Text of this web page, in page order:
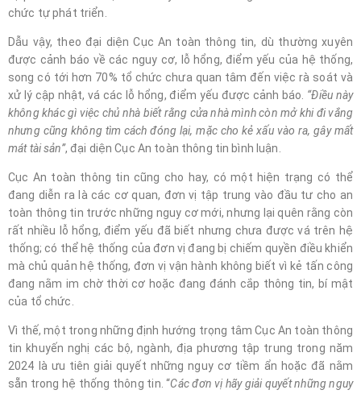
chức tự phát triển.
Dẫu vậy, theo đại diện Cục An toàn thông tin, dù thường xuyên
được cảnh báo về các nguy cơ, lỗ hổng, điểm yếu của hệ thống,
song có tới hơn 70% tổ chức chưa quan tâm đến việc rà soát và
xử lý cập nhật, vá các lỗ hổng, điểm yếu được cảnh báo. “Điều này
không khác gì việc chủ nhà biết rằng cửa nhà mình còn mở khi đi vắng
nhưng cũng không tìm cách đóng lại, mặc cho kẻ xấu vào ra, gây mất
mát tài sản”, đại diện Cục An toàn thông tin bình luận.
Cục An toàn thông tin cũng cho hay, có một hiện trạng có thể
đang diễn ra là các cơ quan, đơn vị tập trung vào đầu tư cho an
toàn thông tin trước những nguy cơ mới, nhưng lại quên rằng còn
rất nhiều lỗ hổng, điểm yếu đã biết nhưng chưa được vá trên hệ
thống; có thể hệ thống của đơn vị đang bị chiếm quyền điều khiển
mà chủ quản hệ thống, đơn vị vận hành không biết vì kẻ tấn công
đang nằm im chờ thời cơ hoặc đang đánh cắp thông tin, bí mật
của tổ chức.
Vì thế, một trong những định hướng trọng tâm Cục An toàn thông
tin khuyến nghị các bộ, ngành, địa phương tập trung trong năm
2024 là ưu tiên giải quyết những nguy cơ tiềm ẩn hoặc đã nằm
sẵn trong hệ thống thông tin. “Các đơn vị hãy giải quyết những nguy